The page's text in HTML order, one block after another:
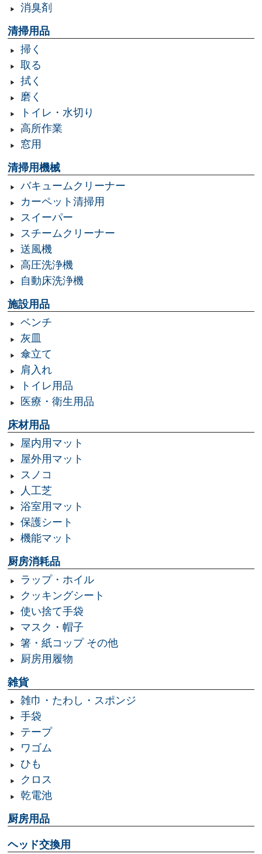
消臭剤
清掃用品
掃く
取る
拭く
磨く
トイレ・水切り
高所作業
窓用
清掃用機械
バキュームクリーナー
カーペット清掃用
スイーパー
スチームクリーナー
送風機
高圧洗浄機
自動床洗浄機
施設用品
ベンチ
灰皿
傘立て
肩入れ
トイレ用品
医療・衛生用品
床材用品
屋内用マット
屋外用マット
スノコ
人工芝
浴室用マット
保護シート
機能マット
厨房消耗品
ラップ・ホイル
クッキングシート
使い捨て手袋
マスク・帽子
箸・紙コップ その他
厨房用履物
雑貨
雑巾・たわし・スポンジ
手袋
テープ
ワゴム
ひも
クロス
乾電池
厨房用品
ヘッド交換用